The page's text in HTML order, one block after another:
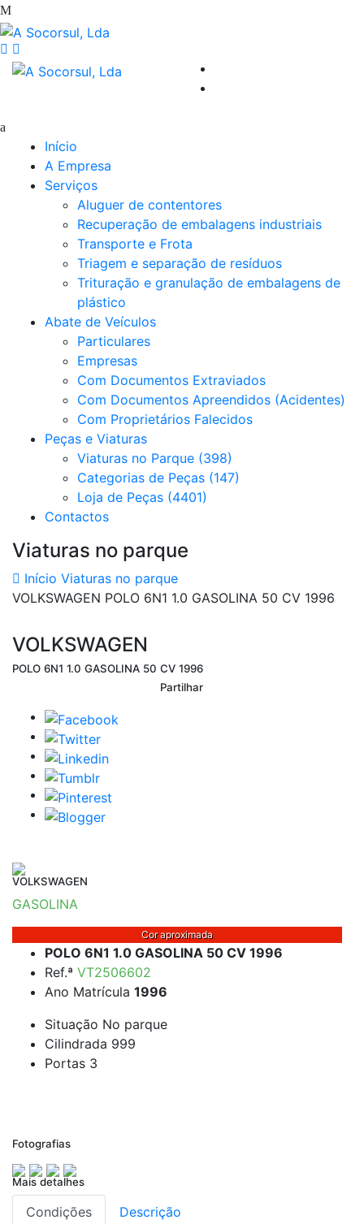
Início
A Empresa
Serviços
Aluguer de contentores
Recuperação de embalagens industriais
Transporte e Frota
Triagem e separação de resíduos
Trituração e granulação de embalagens de
plástico
Abate de Veículos
Particulares
Empresas
Com Documentos Extraviados
Com Documentos Apreendidos (Acidentes)
Com Proprietários Falecidos
Peças e Viaturas
Viaturas no Parque (398)
Categorias de Peças (147)
Loja de Peças (4401)
Contactos
Viaturas no parque
Início Viaturas no parque
VOLKSWAGEN POLO 6N1 1.0 GASOLINA 50 CV 1996
VOLKSWAGEN
POLO 6N1 1.0 GASOLINA 50 CV 1996
Partilhar
VOLKSWAGEN
GASOLINA
Cor aproximada
POLO 6N1 1.0 GASOLINA 50 CV 1996
Ref.ª VT2506602
Ano Matrícula 1996
Situação No parque
Cilindrada 999
Portas 3
Fotografias
Mais detalhes
Condições
Descrição